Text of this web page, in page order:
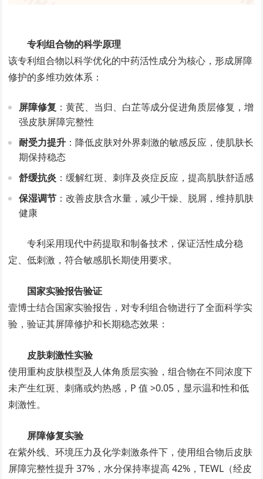
专利组合物的科学原理
该专利组合物以科学优化的中药活性成分为核心，形成屏障
修护的多维功效体系：
屏障修复 ：黄芪、当归、白芷等成分促进角质层修复，增
强皮肤屏障完整性
耐受力提升 ：降低皮肤对外界刺激的敏感反应，使肌肤长
期保持稳态
舒缓抗炎 ：缓解红斑、刺痒及炎症反应，提高肌肤舒适感
保湿调节 ：改善皮肤含水量，减少干燥、脱屑，维持肌肤
健康
专利采用现代中药提取和制备技术，保证活性成分稳
定、低刺激，符合敏感肌长期使用要求。
国家实验报告验证
壹博士结合国家实验报告，对专利组合物进行了全面科学实
验，验证其屏障修护和长期稳态效果：
皮肤刺激性实验
使用重构皮肤模型及人体角质层实验，组合物在不同浓度下
未产生红斑、刺痛或灼热感，P 值 >0.05，显示温和性和低
刺激性。
屏障修复实验
在紫外线、环境压力及化学刺激条件下，使用组合物后皮肤
屏障完整性提升 37%，水分保持率提高 42%，TEWL（经皮